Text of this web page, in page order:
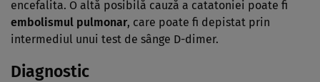
encefalita. O altă posibilă cauză a catatoniei poate fi
embolismul pulmonar, care poate fi depistat prin
intermediul unui test de sânge D-dimer.
Diagnostic